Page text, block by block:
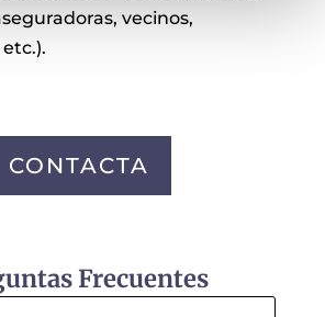
vecinos,
CONTACTA
Frecuentes